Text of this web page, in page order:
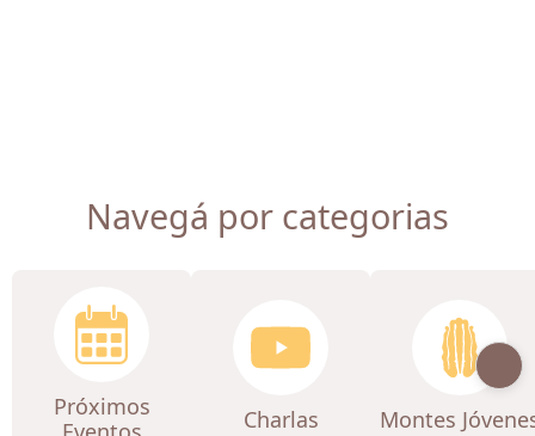
Navegá por categorias
Próximos
Charlas Montes